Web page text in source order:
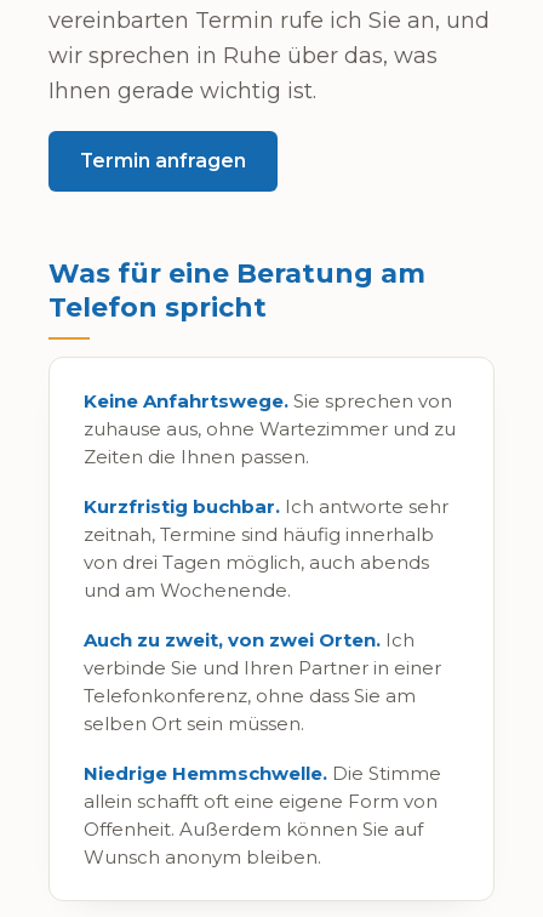
vereinbarten Termin rufe ich Sie an, und
wir sprechen in Ruhe über das, was
Ihnen gerade wichtig ist.
Termin anfragen
Was für eine Beratung am
Telefon spricht
Keine Anfahrtswege. Sie sprechen von
zuhause aus, ohne Wartezimmer und zu
Zeiten die Ihnen passen.
Kurzfristig buchbar. Ich antworte sehr
zeitnah, Termine sind häufig innerhalb
von drei Tagen möglich, auch abends
und am Wochenende.
Auch zu zweit, von zwei Orten. Ich
verbinde Sie und Ihren Partner in einer
Telefonkonferenz, ohne dass Sie am
selben Ort sein müssen.
Niedrige Hemmschwelle. Die Stimme
allein schafft oft eine eigene Form von
Offenheit. Außerdem können Sie auf
Wunsch anonym bleiben.